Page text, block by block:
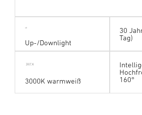
Up-/Downlight
30
Tag)
3000K warmweiß
160°